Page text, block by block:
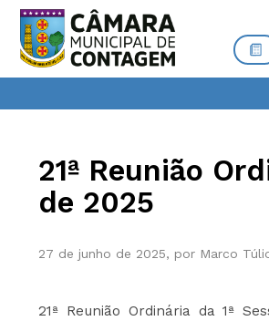
21ª Reunião
de 2025
27 de junho de 2025, por Marco
21ª Reunião Ordinária da 1ª